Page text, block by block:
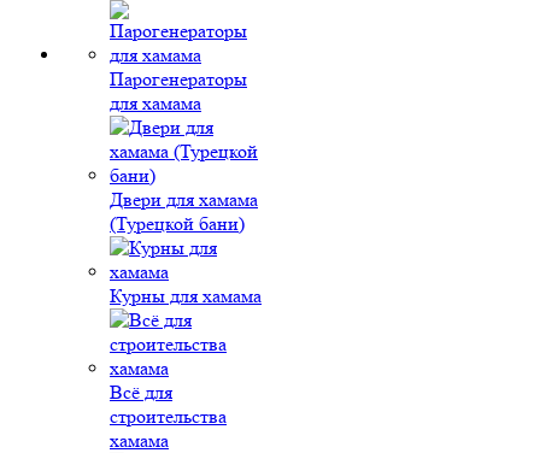
Парогенераторы
для хамама
Двери для хамама
(Турецкой бани)
Курны для хамама
Всё для
строительства
хамама